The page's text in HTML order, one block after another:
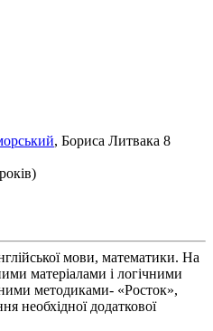
, Бориса Литвака 8
мови, математики. На
матеріалами і логічними
методиками- «Росток»,
необхідної додаткової